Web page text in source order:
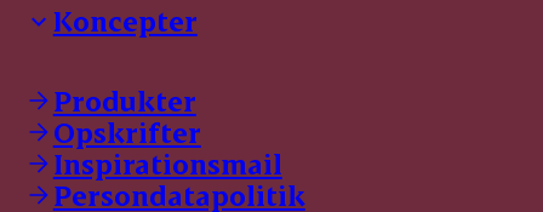
Koncepter
Dyrbar
GØL
Tulip
Friland
Dansk Kødkvæg
Produkter
Opskrifter
Inspirationsmail
Persondatapolitik